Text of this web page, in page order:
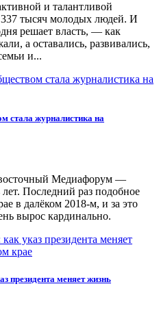
и талантливой
тысяч молодых людей. И
решает власть, — как
а оставались, развивались,
и...
стала журналистика на
Медиафорум —
Последний раз подобное
в далёком 2018-м, и за это
вырос кардинально.
президента меняет жизнь